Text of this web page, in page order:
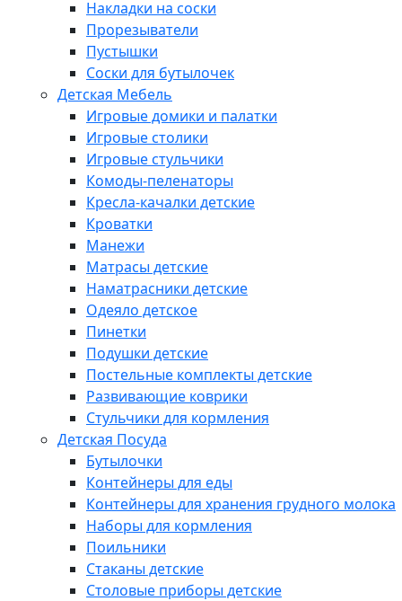
Накладки на соски
Прорезыватели
Пустышки
Соски для бутылочек
Детская Мебель
Игровые домики и палатки
Игровые столики
Игровые стульчики
Комоды-пеленаторы
Кресла-качалки детские
Кроватки
Манежи
Матрасы детские
Наматрасники детские
Одеяло детское
Пинетки
Подушки детские
Постельные комплекты детские
Развивающие коврики
Стульчики для кормления
Детская Посуда
Бутылочки
Контейнеры для еды
Контейнеры для хранения грудного молока
Наборы для кормления
Поильники
Стаканы детские
Столовые приборы детские